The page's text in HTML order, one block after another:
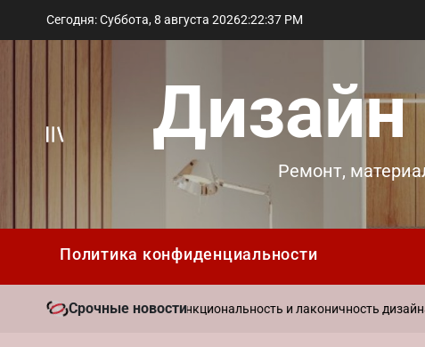
Сегодня: Суббота, 8 августа 20262:22:38 PM
Вне
Дизайн
Ремонт,
Политика конфиденциальности
Срочные новости
стиль в интерьере: функциональность и лаконичность дизайна
on